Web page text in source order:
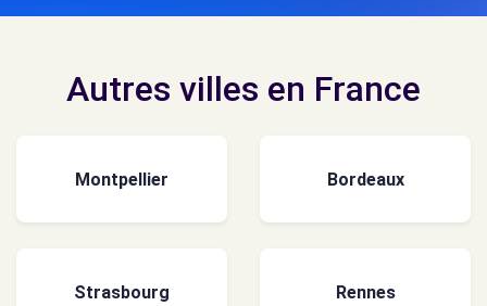
Autres villes en France
Montpellier Bordeaux
Strasbourg Rennes